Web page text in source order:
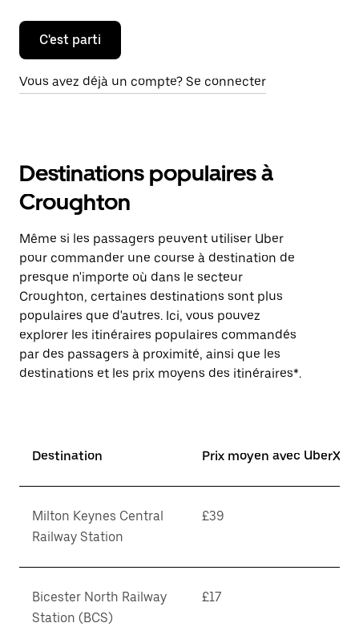
C'est parti
Vous avez déjà un compte? Se connecter
Destinations populaires à
Croughton
Même si les passagers peuvent utiliser Uber
pour commander une course à destination de
presque n'importe où dans le secteur
Croughton, certaines destinations sont plus
populaires que d'autres. Ici, vous pouvez
explorer les itinéraires populaires commandés
par des passagers à proximité, ainsi que les
destinations et les prix moyens des itinéraires*.
Destination Prix moyen avec UberX*
Milton Keynes Central
Railway Station
£39
Bicester North Railway
Station (BCS)
£17